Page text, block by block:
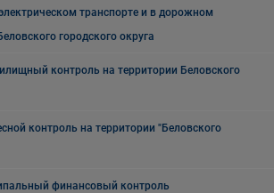
транспорте и в дорожном
городского округа
контроль на территории Беловского
контроль на территории "Беловского
финансовый контроль